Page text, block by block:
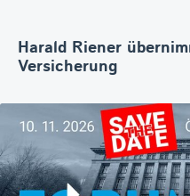
Harald Riener
Versicherung